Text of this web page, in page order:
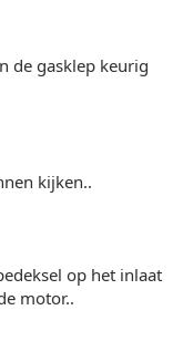
de gasklep keurig
kijken..
op het inlaat
motor..